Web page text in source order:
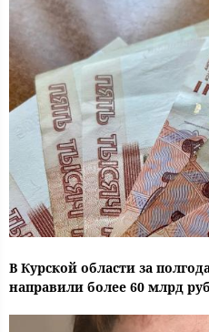
В Курской области за
направили более 60 млрд